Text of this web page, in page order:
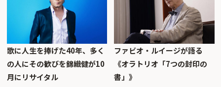
歌に人生を捧げた40年、多く
の人にその歓びを錦織健が10
月にリサイタル
ファビオ・ルイージが語る
《オラトリオ「7つの封印の
書」》